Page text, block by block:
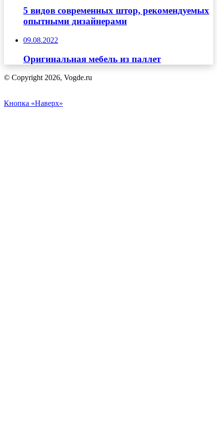
5 видов современных штор, рекомендуемых
опытными дизайнерами
09.08.2022
Оригинальная мебель из паллет
© Copyright 2026, Vogde.ru
Кнопка «Наверх»